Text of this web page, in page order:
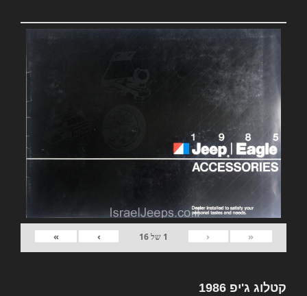
«
‹
1 של16
›
»
קטלוג ג'יפ 1986